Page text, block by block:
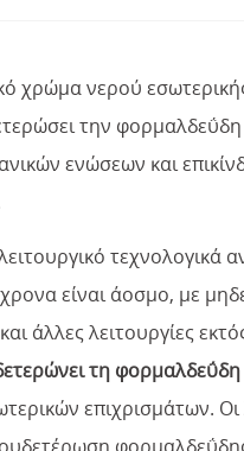
χρώμα νερού
την
ενώσεων και
είναι άοσμο, με
άλλες λειτουργίες
τη
επιχρισμάτων.